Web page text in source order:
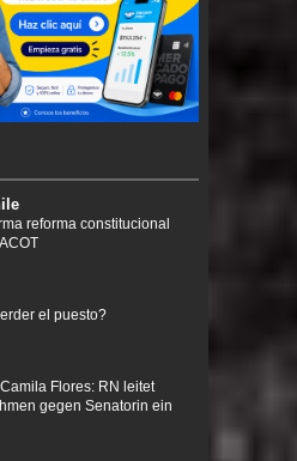
reforma constitucional
el puesto?
Flores: RN leitet
gegen Senatorin ein